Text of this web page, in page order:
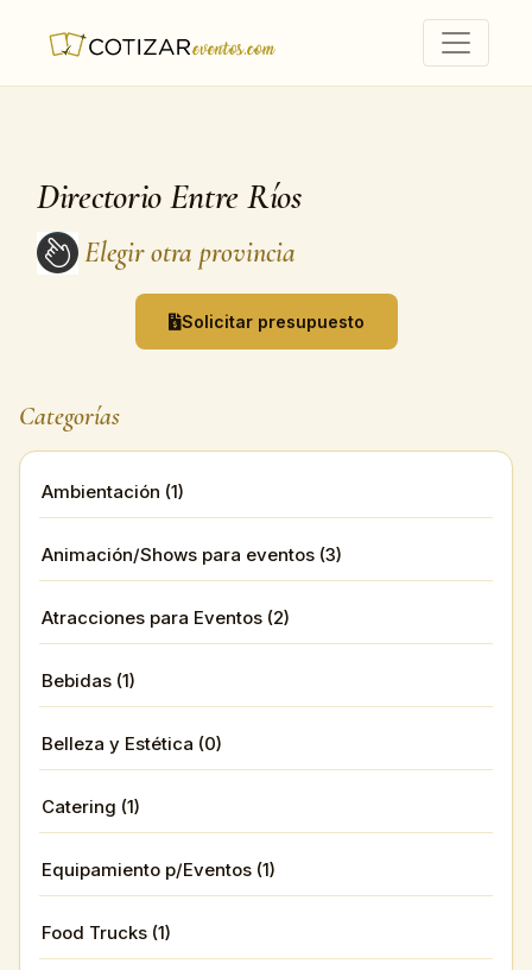
Directorio Entre Ríos
Elegir otra provincia
Solicitar presupuesto
Categorías
Ambientación (1)
Animación/Shows para eventos (3)
Atracciones para Eventos (2)
Bebidas (1)
Belleza y Estética (0)
Catering (1)
Equipamiento p/Eventos (1)
Food Trucks (1)